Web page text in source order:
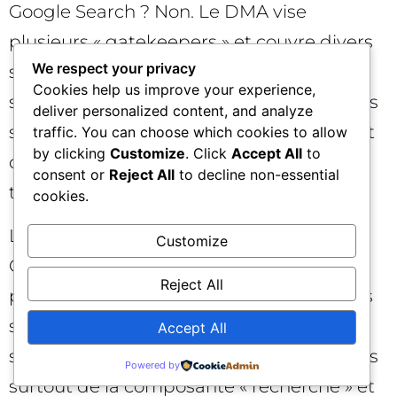
Google Search ? Non. Le DMA vise
plusieurs « gatekeepers » et couvre divers
services (marketplaces, réseaux sociaux,
systèmes d’exploitation…). Ici, nous parlons
surtout de la composante « recherche » et
des changements de SERP que Google
teste pour s’y conformer.
Le DMA s’applique-t-il uniquement à
Google Search ? Non. Le DMA vise
plusieurs « gatekeepers » et couvre divers
services (marketplaces, réseaux sociaux,
systèmes d’exploitation…). Ici, nous parlons
surtout de la composante « recherche » et
We respect your privacy
Cookies help us improve your experience,
deliver personalized content, and analyze
traffic. You can choose which cookies to allow
by clicking Customize. Click Accept All to
consent or Reject All to decline non-essential
cookies.
Customize
Reject All
Accept All
Powered by